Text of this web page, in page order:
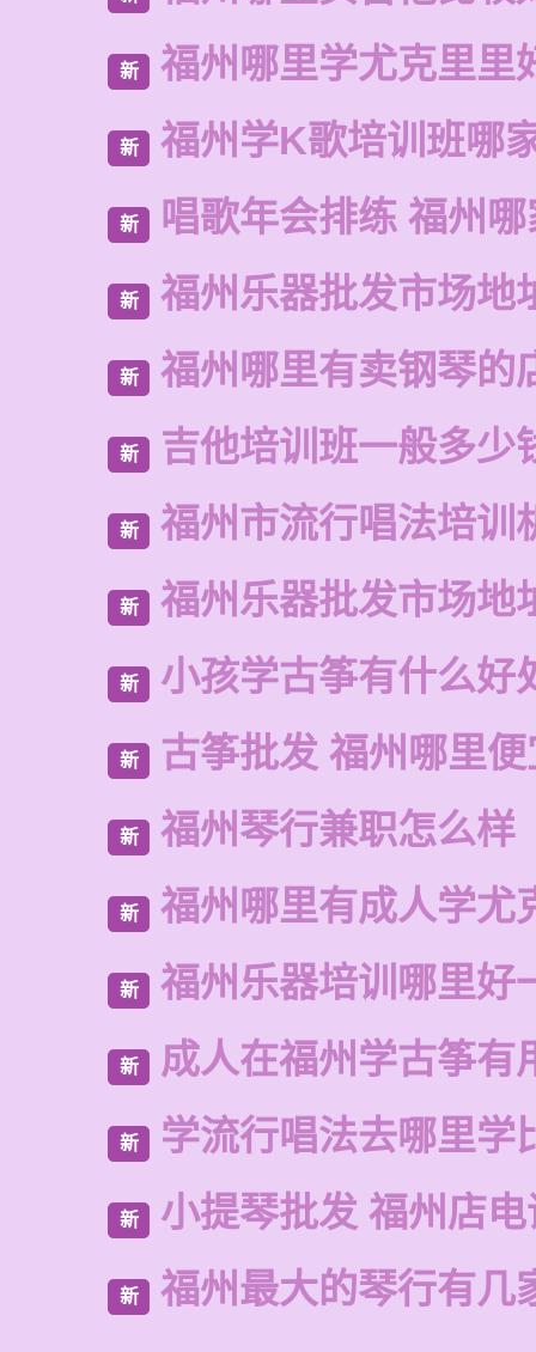
新 福州哪里学尤克里里
新 福州学K歌培训班哪
新 唱歌年会排练 福州
新 福州乐器批发市场地
新 福州哪里有卖钢琴的
新 吉他培训班一般多少
新 福州市流行唱法培训
新 福州乐器批发市场地
新 小孩学古筝有什么好
新 古筝批发 福州哪里
新 福州琴行兼职怎么样
新 福州哪里有成人学尤
新 福州乐器培训哪里好
新 成人在福州学古筝有
新 学流行唱法去哪里学
新 小提琴批发 福州店
新 福州最大的琴行有几